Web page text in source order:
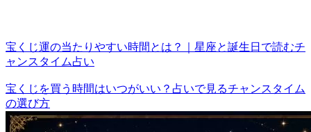
宝くじ運の当たりやすい時間とは？｜星座と誕生日で読むチ
ャンスタイム占い
宝くじを買う時間はいつがいい？占いで見るチャンスタイム
の選び方